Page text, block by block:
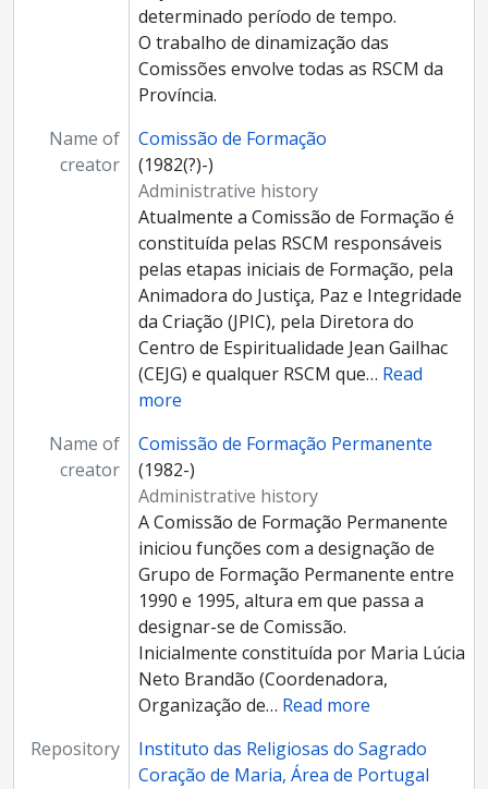
determinado período de tempo.
O trabalho de dinamização das
Comissões envolve todas as RSCM da
Província.
Name of
creator
Comissão de Formação
(1982(?)-)
Administrative history
Atualmente a Comissão de Formação é
constituída pelas RSCM responsáveis
pelas etapas iniciais de Formação, pela
Animadora do Justiça, Paz e Integridade
da Criação (JPIC), pela Diretora do
Centro de Espiritualidade Jean Gailhac
(CEJG) e qualquer RSCM que… Read
more
Name of
creator
Comissão de Formação Permanente
(1982-)
Administrative history
A Comissão de Formação Permanente
iniciou funções com a designação de
Grupo de Formação Permanente entre
1990 e 1995, altura em que passa a
designar-se de Comissão.
Inicialmente constituída por Maria Lúcia
Neto Brandão (Coordenadora,
Organização de… Read more
Repository
Instituto das Religiosas do Sagrado
Coração de Maria, Área de Portugal